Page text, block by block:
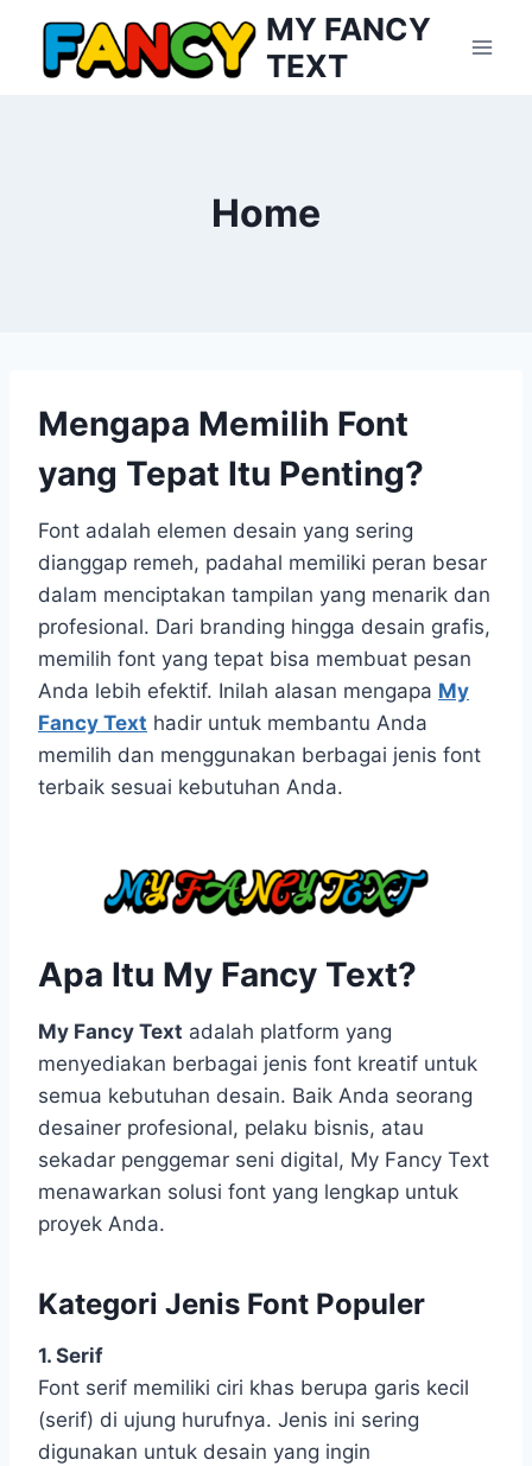
content
MY FANCY
TEXT
Home
Mengapa Memilih Font
yang Tepat Itu Penting?
Font adalah elemen desain yang sering
dianggap remeh, padahal memiliki peran besar
dalam menciptakan tampilan yang menarik dan
profesional. Dari branding hingga desain grafis,
memilih font yang tepat bisa membuat pesan
Anda lebih efektif. Inilah alasan mengapa My
Fancy Text hadir untuk membantu Anda
memilih dan menggunakan berbagai jenis font
terbaik sesuai kebutuhan Anda.
Apa Itu My Fancy Text?
My Fancy Text adalah platform yang
menyediakan berbagai jenis font kreatif untuk
semua kebutuhan desain. Baik Anda seorang
desainer profesional, pelaku bisnis, atau
sekadar penggemar seni digital, My Fancy Text
menawarkan solusi font yang lengkap untuk
proyek Anda.
Kategori Jenis Font Populer
1. Serif
Font serif memiliki ciri khas berupa garis kecil
(serif) di ujung hurufnya. Jenis ini sering
digunakan untuk desain yang ingin